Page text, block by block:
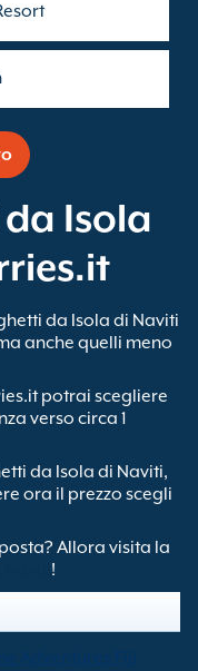
Isola
da Isola di Naviti
anche quelli meno
potrai scegliere
verso circa 1
da Isola di Naviti,
ora il prezzo scegli
Allora visita la
!